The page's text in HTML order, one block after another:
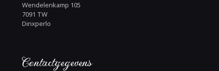
Wendelenkamp 105
7091 TW
Dinxperlo
Contactgegevens